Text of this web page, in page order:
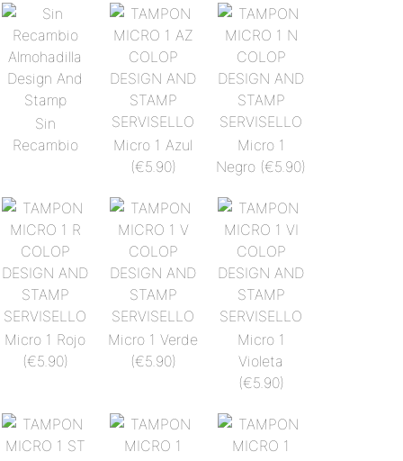
Sin
Recambio
Micro 1 Azul
(€5.90)
Micro 1
Negro (€5.90)
Micro 1 Rojo
(€5.90)
Micro 1 Verde
(€5.90)
Micro 1
Violeta
(€5.90)